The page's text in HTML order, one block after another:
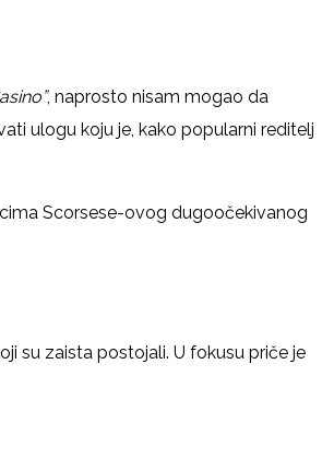
, naprosto nisam mogao da
ulogu koju je, kako popularni reditelj
Scorsese-ovog dugoočekivanog
su zaista postojali. U fokusu priče je